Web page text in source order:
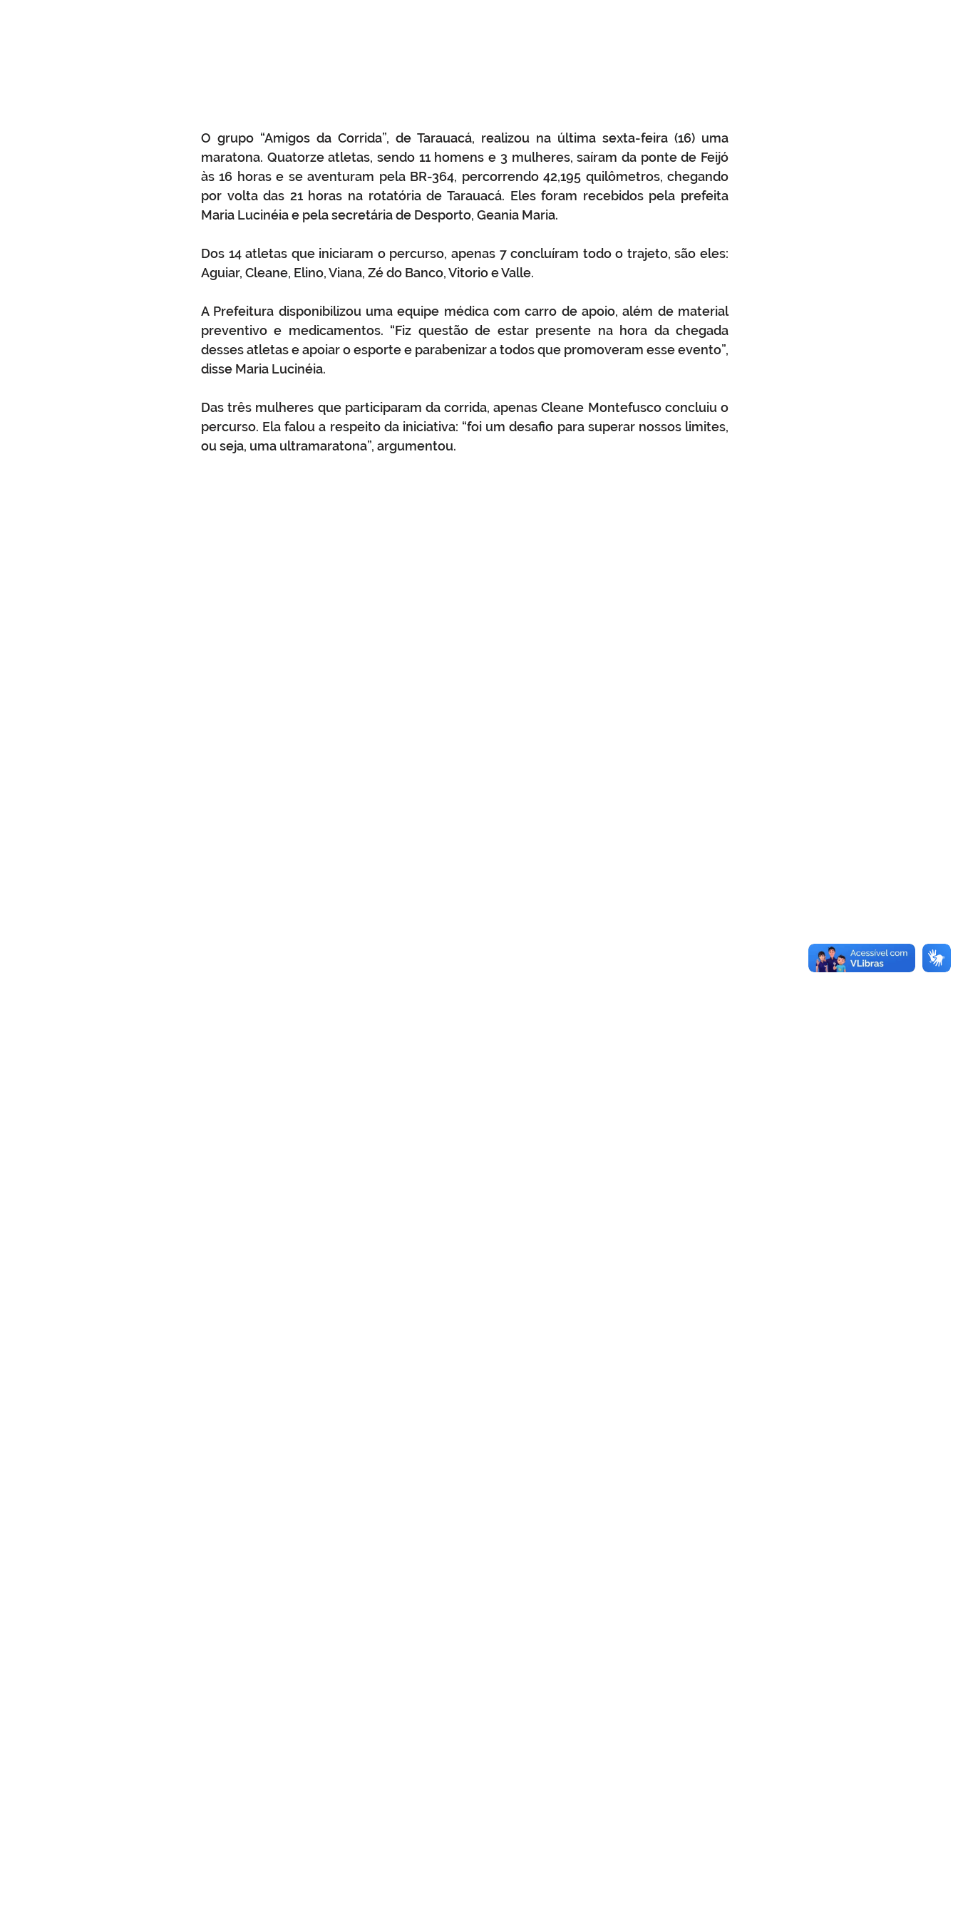
O grupo “Amigos da Corrida”, de Tarauacá, realizou na última sexta-feira (16) uma
maratona. Quatorze atletas, sendo 11 homens e 3 mulheres, saíram da ponte de Feijó
às 16 horas e se aventuram pela BR-364, percorrendo 42,195 quilômetros, chegando
por volta das 21 horas na rotatória de Tarauacá. Eles foram recebidos pela prefeita
Maria Lucinéia e pela secretária de Desporto, Geania Maria.
Dos 14 atletas que iniciaram o percurso, apenas 7 concluíram todo o trajeto, são eles:
Aguiar, Cleane, Elino, Viana, Zé do Banco, Vitorio e Valle.
A Prefeitura disponibilizou uma equipe médica com carro de apoio, além de material
preventivo e medicamentos. “Fiz questão de estar presente na hora da chegada
desses atletas e apoiar o esporte e parabenizar a todos que promoveram esse evento”,
disse Maria Lucinéia.
Das três mulheres que participaram da corrida, apenas Cleane Montefusco concluiu o
percurso. Ela falou a respeito da iniciativa: “foi um desafio para superar nossos limites,
ou seja, uma ultramaratona”, argumentou.